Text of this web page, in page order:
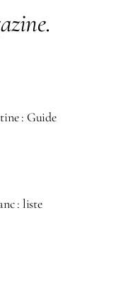
.
: Guide
: liste